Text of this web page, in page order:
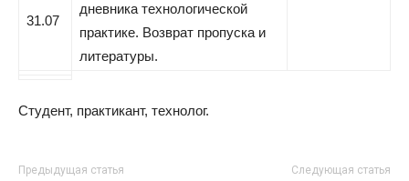
31.07
дневника технологической
практике. Возврат пропуска и
литературы.
Студент, практикант, технолог.
Предыдущая статья Следующая статья